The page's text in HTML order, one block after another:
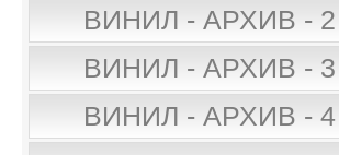
ВИНИЛ - АРХИВ - 2
ВИНИЛ - АРХИВ - 3
ВИНИЛ - АРХИВ - 4